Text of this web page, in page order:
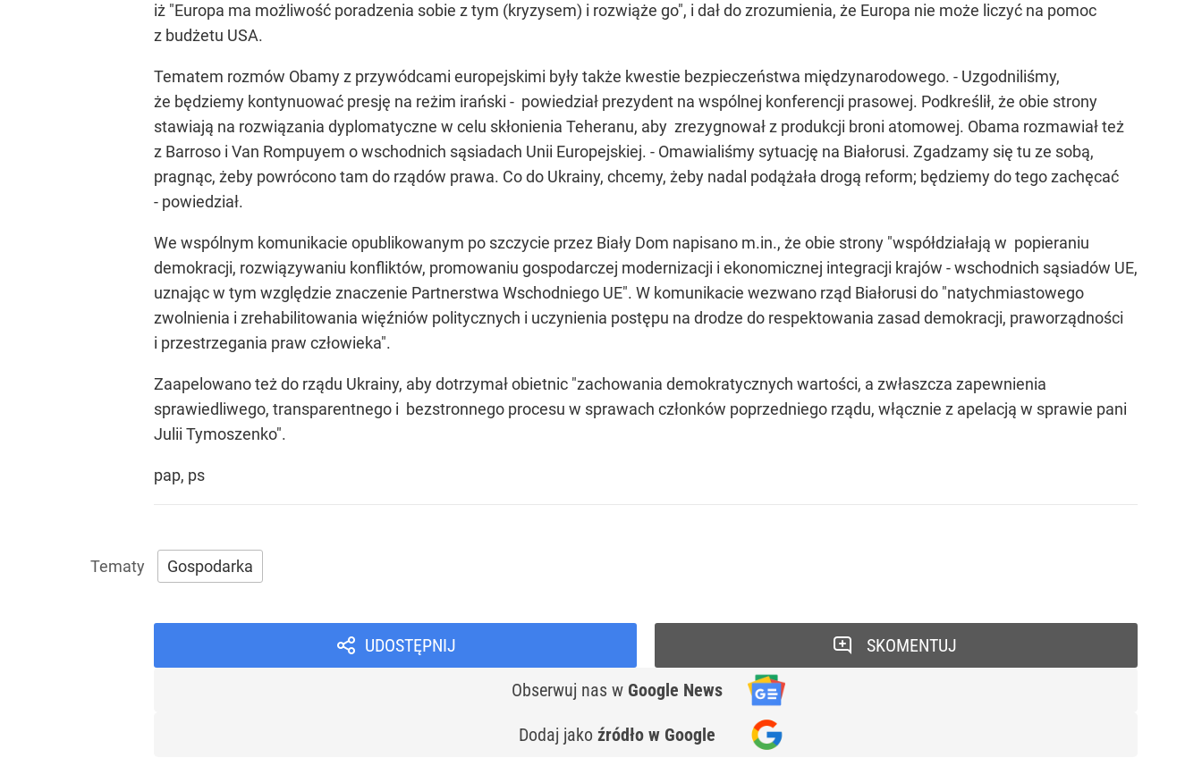
iż "Europa ma możliwość poradzenia sobie z tym (kryzysem) i rozwiąże go", i dał do zrozumienia, że Europa nie może liczyć na pomoc
z budżetu USA.
Tematem rozmów Obamy z przywódcami europejskimi były także kwestie bezpieczeństwa międzynarodowego. - Uzgodniliśmy,
że będziemy kontynuować presję na reżim irański - powiedział prezydent na wspólnej konferencji prasowej. Podkreślił, że obie strony
stawiają na rozwiązania dyplomatyczne w celu skłonienia Teheranu, aby zrezygnował z produkcji broni atomowej. Obama rozmawiał też
z Barroso i Van Rompuyem o wschodnich sąsiadach Unii Europejskiej. - Omawialiśmy sytuację na Białorusi. Zgadzamy się tu ze sobą,
pragnąc, żeby powrócono tam do rządów prawa. Co do Ukrainy, chcemy, żeby nadal podążała drogą reform; będziemy do tego zachęcać
- powiedział.
We wspólnym komunikacie opublikowanym po szczycie przez Biały Dom napisano m.in., że obie strony "współdziałają w popieraniu
demokracji, rozwiązywaniu konfliktów, promowaniu gospodarczej modernizacji i ekonomicznej integracji krajów - wschodnich sąsiadów UE,
uznając w tym względzie znaczenie Partnerstwa Wschodniego UE". W komunikacie wezwano rząd Białorusi do "natychmiastowego
zwolnienia i zrehabilitowania więźniów politycznych i uczynienia postępu na drodze do respektowania zasad demokracji, praworządności
i przestrzegania praw człowieka".
Zaapelowano też do rządu Ukrainy, aby dotrzymał obietnic "zachowania demokratycznych wartości, a zwłaszcza zapewnienia
sprawiedliwego, transparentnego i bezstronnego procesu w sprawach członków poprzedniego rządu, włącznie z apelacją w sprawie pani
Julii Tymoszenko".
pap, ps
Gospodarka
UDOSTĘPNIJ
Obserwuj nas w Google News
Dodaj jako źródło w Google
SKOMENTUJ